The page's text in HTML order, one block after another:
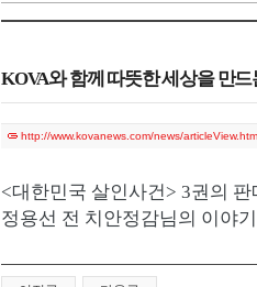
자격복원
KOVA와 함께 따뜻한 세상을 만
http://www.kovanews.com/news/
<대한민국 살인사건> 3권의
정용선 전 치안정감님의 이야